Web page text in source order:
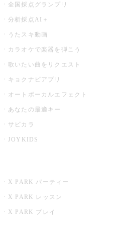
全国採点グランプリ
分析採点AI＋
うたスキ動画
カラオケで楽器を弾こう
歌いたい曲をリクエスト
キョクナビアプリ
オートボーカルエフェクト
あなたの最適キー
サビカラ
JOYKIDS
X PARK パーティー
X PARK レッスン
X PARK プレイ